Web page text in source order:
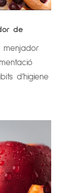
de
d’higiene